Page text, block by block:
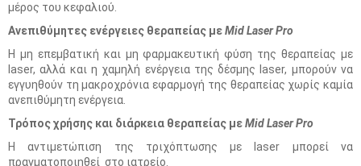
μέρος του κεφαλιού.
Ανεπιθύμητες ενέργειες θεραπείας μεMid Laser Pro
Η μη επεμβατική και μη φαρμακευτική φύση της θεραπείας με
laser, αλλά και η χαμηλή ενέργεια της δέσμης laser, μπορούν να
εγγυηθούν τη μακροχρόνια εφαρμογή της θεραπείας χωρίς καμία
ανεπιθύμητη ενέργεια.
Τρόπος χρήσης και διάρκεια θεραπείας μεMid Laser Pro
Η αντιμετώπιση της τριχόπτωσης με laser μπορεί να
πραγματοποιηθεί στο ιατρείο.